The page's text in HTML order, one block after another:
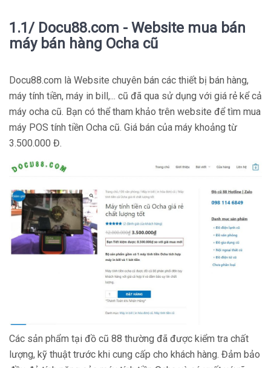
1.1/ Docu88.com - Website mua bán
máy bán hàng Ocha cũ
Docu88.com là Website chuyên bán các thiết bị bán hàng,
máy tính tiền, máy in bill,... cũ đã qua sử dụng với giá rẻ kể cả
máy ocha cũ. Bạn có thể tham khảo trên website để tìm mua
máy POS tính tiền Ocha cũ. Giá bán của máy khoảng từ
3.500.000 Đ.
Các sản phẩm tại đồ cũ 88 thường đã được kiểm tra chất
lượng, kỹ thuật trước khi cung cấp cho khách hàng. Đảm bảo